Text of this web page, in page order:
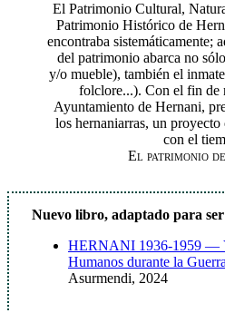
El Patrimonio Cultural,
Patrimonio Histórico de
encontraba sistemáticamente;
del patrimonio abarca no
y/o mueble), también el
folclore...). Con el fin de
Ayuntamiento de Hernani,
los hernaniarras, un
con el
El patrimonio
Nuevo libro, adaptado para
HERNANI 1936-1959 —
Humanos durante la
Asurmendi, 2024